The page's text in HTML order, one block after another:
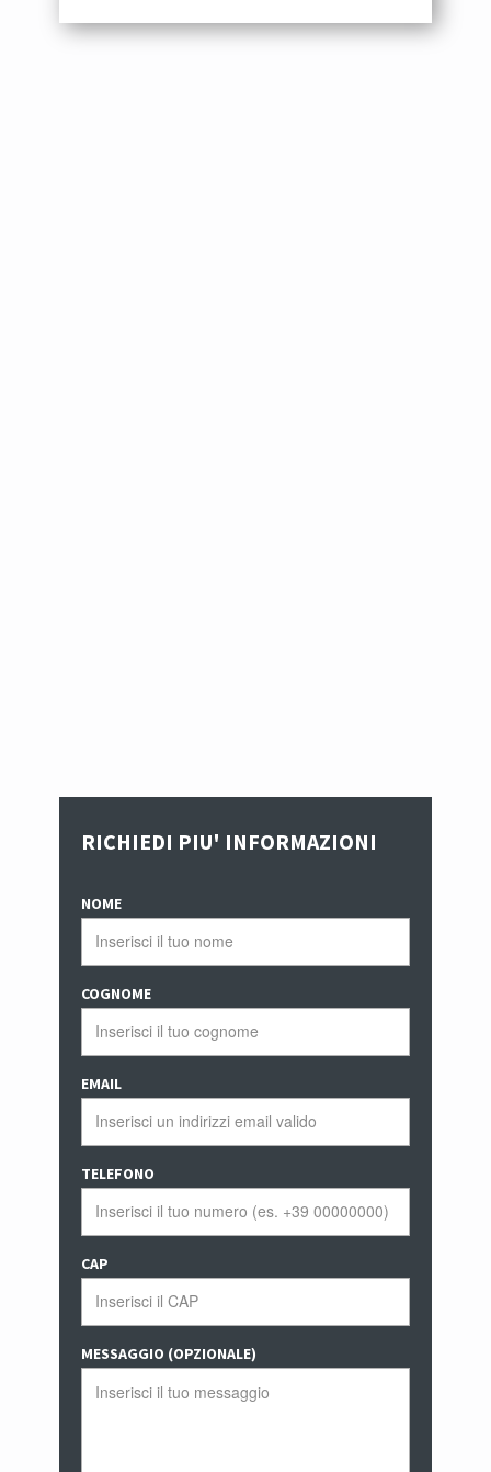
RICHIEDI PIU' INFORMAZIONI
NOME
COGNOME
EMAIL
TELEFONO
CAP
MESSAGGIO (OPZIONALE)